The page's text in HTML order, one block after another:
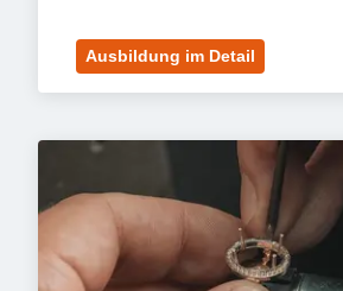
Ausbildung im Detail